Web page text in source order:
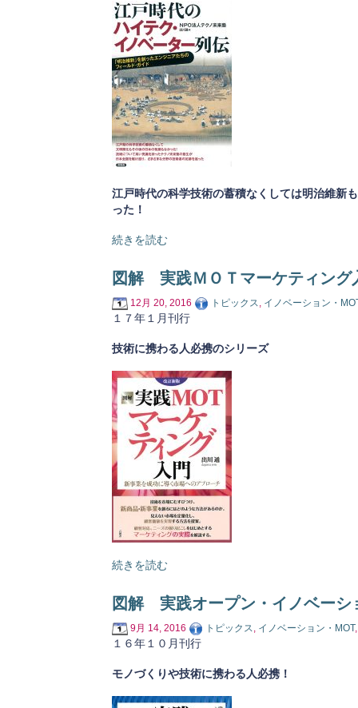
江戸時代の科学技術の蓄積なくしては明治維新
った！
続きを読む
図解 実践ＭＯＴマーケティング
12月 20, 2016 トピックス, イノベーション・
１７年１月刊行
技術に携わる人必携のシリーズ
続きを読む
図解 実践オープン・イノベーシ
9月 14, 2016 トピックス, イノベーション・MOT
１６年１０月刊行
モノづくりや技術に携わる人必携！